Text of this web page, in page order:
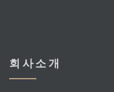
회사소개